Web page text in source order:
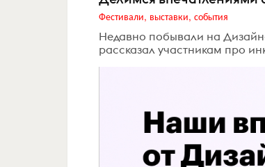
Фестивали, выставки, события
Недавно побывали на
рассказал участникам про